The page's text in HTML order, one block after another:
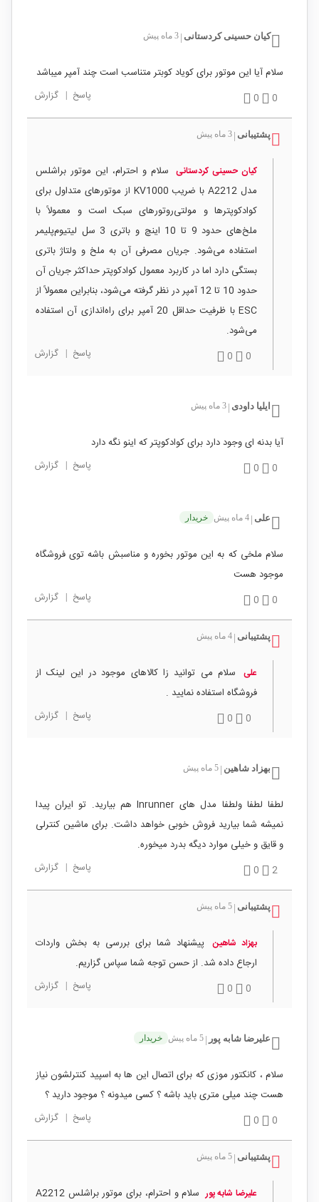
کیان حسینی کردستانی 3 ماه پیش
سلام آیا این موتور برای کویاد کوبتر متناسب است چند آمپر میباشد
0
0 پاسخ | گزارش
پشتیبانی 3 ماه پیش
کیان حسینی کردستانی سلام و احترام، این موتور براشلس
مدل A2212 با ضریب KV1000 از موتورهای متداول برای
کوادکوپترها و مولتی‌روتورهای سبک است و معمولاً با
ملخ‌های حدود 9 تا 10 اینچ و باتری 3 سل لیتیوم‌پلیمر
استفاده می‌شود. جریان مصرفی آن به ملخ و ولتاژ باتری
بستگی دارد اما در کاربرد معمول کوادکوپتر حداکثر جریان آن
حدود 10 تا 12 آمپر در نظر گرفته می‌شود، بنابراین معمولاً از
ESC با ظرفیت حداقل 20 آمپر برای راه‌اندازی آن استفاده
می‌شود.
0
0 پاسخ | گزارش
ایلیا داودی 3 ماه پیش
آیا بدنه ای وجود دارد برای کوادکوپتر که اینو نگه دارد
0
0 پاسخ | گزارش
علی 4 ماه پیش خریدار
سلام ملخی که به این موتور بخوره و مناسبش باشه توی فروشگاه
موجود هست
0
0 پاسخ | گزارش
پشتیبانی 4 ماه پیش
علی
سلام می توانید زا کالاهای موجود در این لینک از
فروشگاه استفاده نمایید .
0
0 پاسخ | گزارش
بهزاد شاهین 5 ماه پیش
لطفا لطفا ولطفا مدل های Inrunner هم بیارید. تو ایران پیدا
نمیشه شما بیارید فروش خوبی خواهد داشت. برای ماشین کنترلی
و قایق و خیلی موارد دیگه بدرد میخوره.
2
0 پاسخ | گزارش
پشتیبانی 5 ماه پیش
بهزاد شاهین
پیشنهاد شما برای بررسی به بخش واردات
ارجاع داده شد. از حسن توجه شما سپاس گزاریم.
0
0 پاسخ | گزارش
علیرضا شابه پور 5 ماه پیش خریدار
سلام ، کانکتور موزی که برای اتصال این ها به اسپید کنترلشون نیاز
هست چند میلی متری باید باشه ؟ کسی میدونه ؟ موجود دارید ؟
0
0 پاسخ | گزارش
پشتیبانی 5 ماه پیش
علیرضا شابه پور
سلام و احترام، برای موتور براشلس A2212